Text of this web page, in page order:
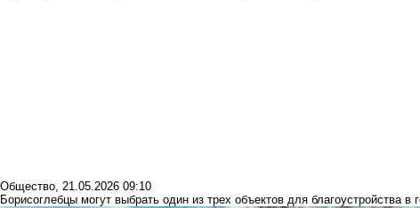
Общество, 21.05.2026 09:10
Борисоглебцы могут выбрать один из трех объектов для благоустройства в